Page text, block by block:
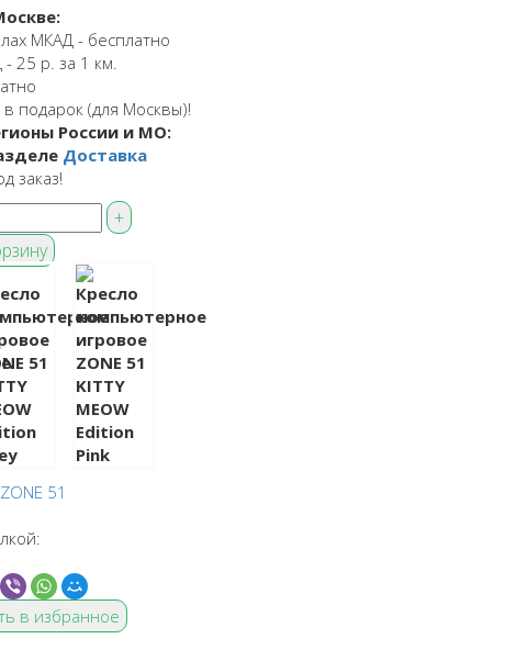
МКАД - бесплатно
25 р. за 1 км.
в подарок (для Москвы)!
России и МО:
Доставка
заказ!
ZONE 51
в избранное